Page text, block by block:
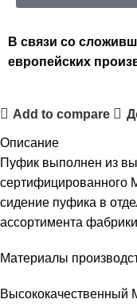
В связи со
европейских
Add to compare
Описание
Пуфик выполнен из
сертифицированного
сидение пуфика в
ассортимента
Материалы
Высококачественный